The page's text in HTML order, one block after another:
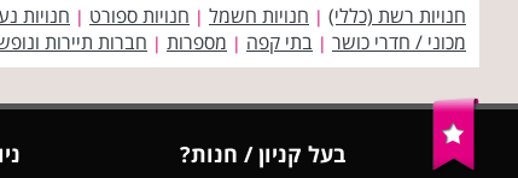
חנויות רשת (כללי) | חנויות חשמל | חנויות ספורט | חנויות
מכוני / חדרי כושר | בתי קפה | מספרות | חברות תיירות
בעל קניון / חנות?